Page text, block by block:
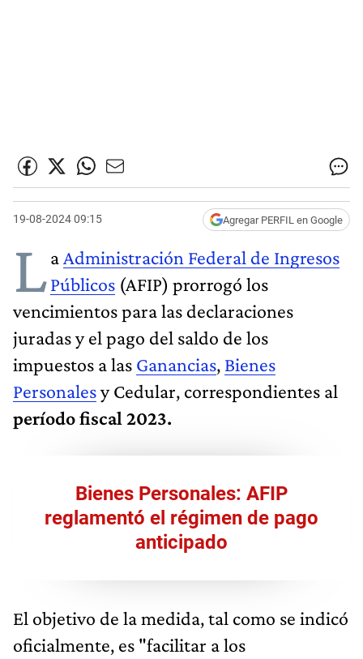
19-08-2024 09:15 Agregar PERFIL en Google
La Administración Federal de Ingresos
Públicos (AFIP) prorrogó los
vencimientos para las declaraciones
juradas y el pago del saldo de los
impuestos a las Ganancias, Bienes
Personalesy Cedular, correspondientes al
período fiscal 2023.
Bienes Personales: AFIP
reglamentó el régimen de pago
anticipado
El objetivo de la medida, tal como se indicó
oficialmente, es "facilitar a los